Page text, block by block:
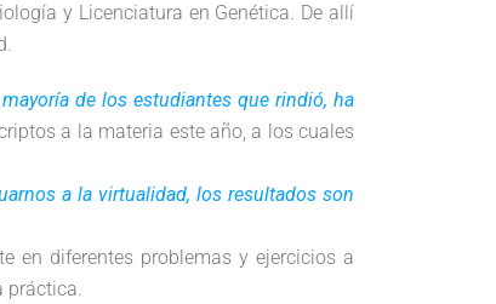
y Licenciatura en Genética. De allí
mayoría de los estudiantes que rindió, ha
a la materia este año, a los cuales
a la virtualidad, los resultados son
en diferentes problemas y ejercicios a
práctica.